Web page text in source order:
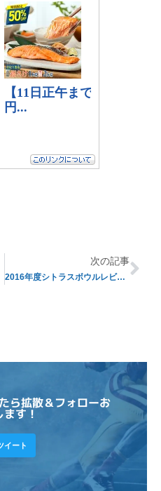
次の記事
2016年度シトラスボウルレビュー
ら拡散＆フォローお
す！
イート